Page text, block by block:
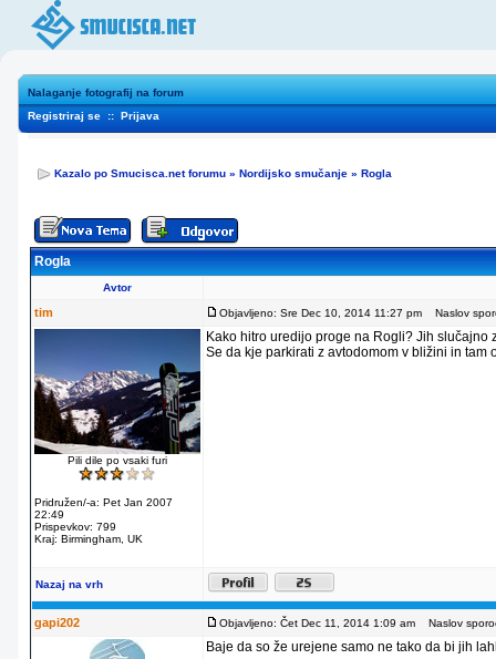
Nalaganje fotografij na forum
Registriraj se :: Prijava
Kazalo po Smucisca.net forumu » Nordijsko smučanje » Rogla
Rogla
Avtor
tim Objavljeno: Sre Dec 10, 2014 11:27 pm Naslov
Pili dile po vsaki furi
Pridružen/-a: Pet Jan 2007
22:49
Prispevkov: 799
Kraj: Birmingham, UK
Kako hitro uredijo proge na Rogli? Jih slučajno
Se da kje parkirati z avtodomom v bližini in tam
Nazaj na vrh
gapi202 Objavljeno: Čet Dec 11, 2014 1:09 am Naslov
Baje da so že urejene samo ne tako da bi jih